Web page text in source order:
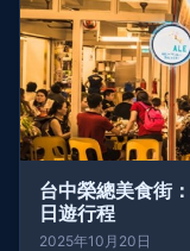
台中榮總美食街
日遊行程
2025年10月20日